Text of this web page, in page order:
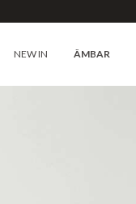
NEW IN ÂMBAR